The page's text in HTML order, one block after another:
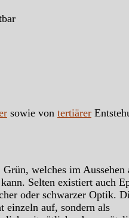
sowie von tertiärer
welches im Aussehen
Selten existiert auch
oder schwarzer Optik.
einzeln auf, sondern als